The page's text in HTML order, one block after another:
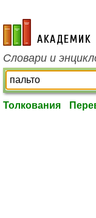
academic.ru
Словари и
Толкования